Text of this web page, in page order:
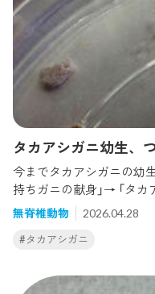
タカアシガニ幼生、
今までタカアシガニの幼
持ちガニの献身」→ 「タカ
アシガニ幼生、メガロパ
ら約50日、ついに...タカ
た！！！やったー！！！
ところが成体とそっくり
無脊椎動物 2026.04.28
#タカアシガニ